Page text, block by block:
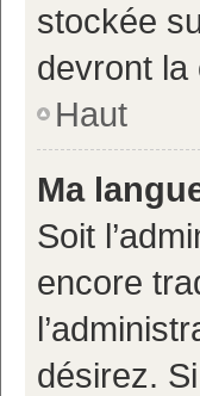
stockée
devront la
Haut
Ma
Soit
encore
désirez.